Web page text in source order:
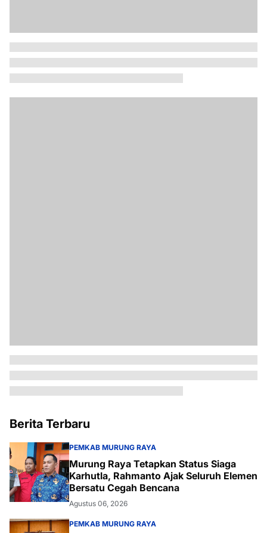
Berita Terbaru
PEMKAB MURUNG RAYA
Murung Raya Tetapkan Status Siaga
Karhutla, Rahmanto Ajak Seluruh Elemen
Bersatu Cegah Bencana
Agustus 06, 2026
PEMKAB MURUNG RAYA